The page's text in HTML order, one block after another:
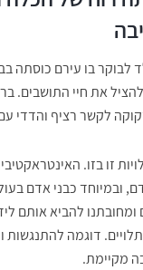
בו עירם כוסתה
את חיי התושבים.
לקשר רציף והדדי
זו בזו.
ובמיוחד כבני אדם
להביא אותם
דוגמה להתנגשות
מקיימת.